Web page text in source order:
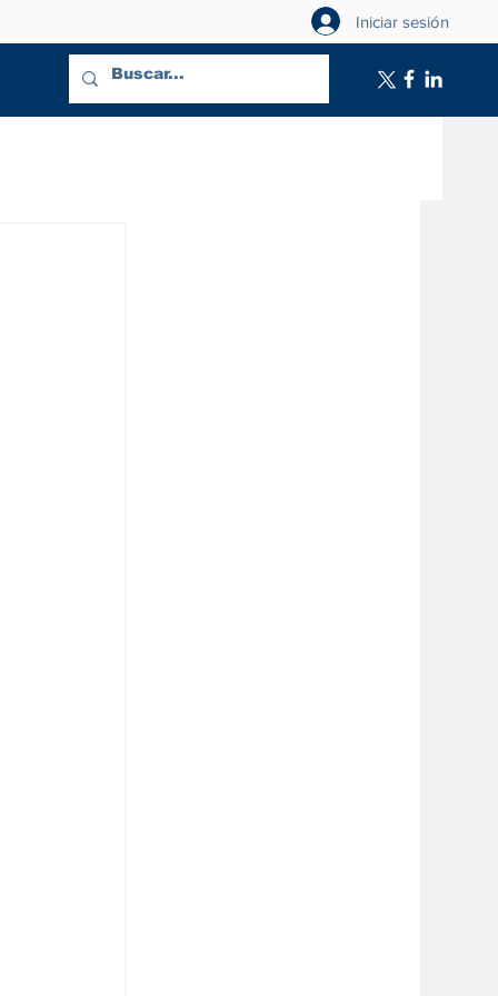
Iniciar sesión